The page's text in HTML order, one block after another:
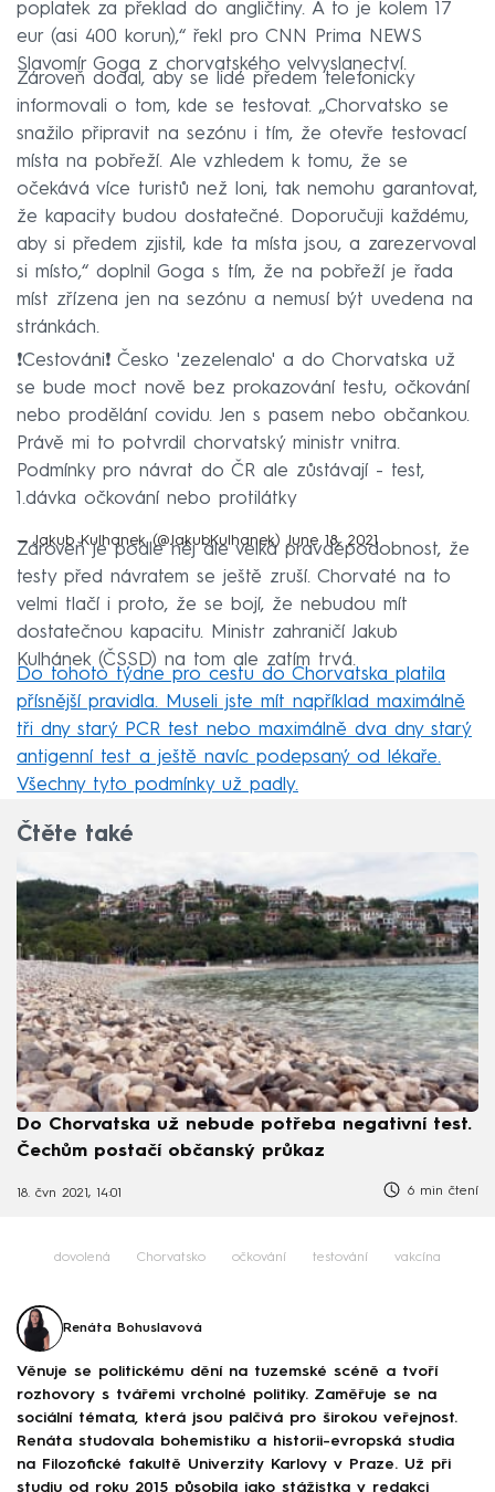
poplatek za překlad do angličtiny. A to je kolem 17
eur (asi 400 korun),“ řekl pro CNN Prima NEWS
Slavomír Goga z chorvatského velvyslanectví.
Zároveň dodal, aby se lidé předem telefonicky
informovali o tom, kde se testovat. „Chorvatsko se
snažilo připravit na sezónu i tím, že otevře testovací
místa na pobřeží. Ale vzhledem k tomu, že se
očekává více turistů než loni, tak nemohu garantovat,
že kapacity budou dostatečné. Doporučuji každému,
aby si předem zjistil, kde ta místa jsou, a zarezervoval
si místo,“ doplnil Goga s tím, že na pobřeží je řada
míst zřízena jen na sezónu a nemusí být uvedena na
stránkách.
❗️Cestováni❗️ Česko 'zezelenalo' a do Chorvatska už
se bude moct nově bez prokazování testu, očkování
nebo prodělání covidu. Jen s pasem nebo občankou.
Právě mi to potvrdil chorvatský ministr vnitra.
Podmínky pro návrat do ČR ale zůstávají - test,
1.dávka očkování nebo protilátky
— Jakub Kulhanek (@JakubKulhanek) June 18, 2021
Zároveň je podle něj ale velká pravděpodobnost, že
testy před návratem se ještě zruší. Chorvaté na to
velmi tlačí i proto, že se bojí, že nebudou mít
dostatečnou kapacitu. Ministr zahraničí Jakub
Kulhánek (ČSSD) na tom ale zatím trvá.
Do tohoto týdne pro cestu do Chorvatska platila
přísnější pravidla. Museli jste mít například maximálně
tři dny starý PCR test nebo maximálně dva dny starý
antigenní test a ještě navíc podepsaný od lékaře.
Všechny tyto podmínky už padly.
Čtěte také
Do Chorvatska už nebude potřeba negativní test.
Čechům postačí občanský průkaz
18. čvn 2021, 14:01 6 min čtení
dovolená Chorvatsko očkování testování vakcína
Renáta Bohuslavová
Věnuje se politickému dění na tuzemské scéně a tvoří
rozhovory s tvářemi vrcholné politiky. Zaměřuje se na
sociální témata, která jsou palčivá pro širokou veřejnost.
Renáta studovala bohemistiku a historii-evropská studia
na Filozofické fakultě Univerzity Karlovy v Praze. Už při
studiu od roku 2015 působila jako stážistka v redakci